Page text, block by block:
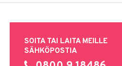
SOITA TAI LAITA MEILLE
SÄHKÖPOSTIA